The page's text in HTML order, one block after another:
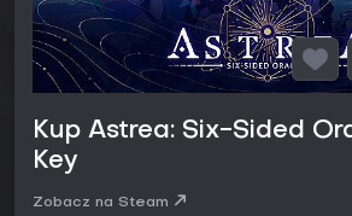
Kup Astrea: Six-Sided
Key
Zobacz na Steam